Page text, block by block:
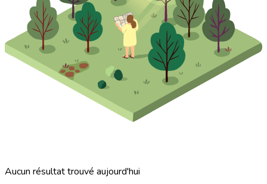
Aucun résultat trouvé aujourd'hui